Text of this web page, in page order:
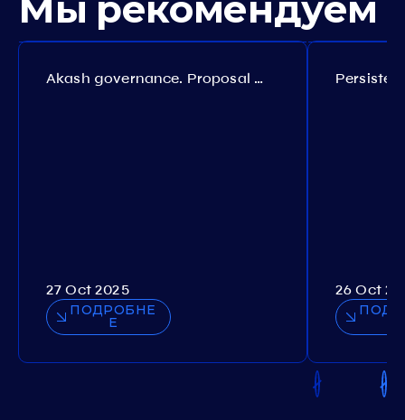
Мы рекомендуем
Akash governance. Proposal №308
27 Oct 2025
ПОДРОБНЕ
Е
26 Oct